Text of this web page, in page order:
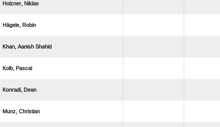
 
 
  
 
 
 